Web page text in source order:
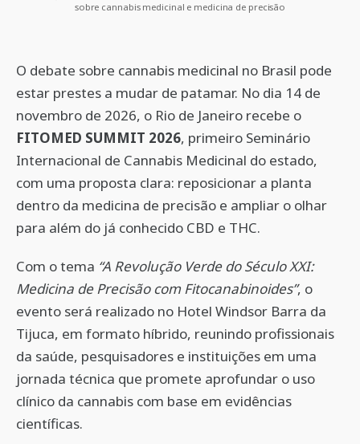
sobre cannabis medicinal e medicina de precisão
O debate sobre cannabis medicinal no Brasil pode
estar prestes a mudar de patamar. No dia 14 de
novembro de 2026, o Rio de Janeiro recebe o
FITOMED SUMMIT 2026, primeiro Seminário
Internacional de Cannabis Medicinal do estado,
com uma proposta clara: reposicionar a planta
dentro da medicina de precisão e ampliar o olhar
para além do já conhecido CBD e THC.
Com o tema “A Revolução Verde do Século XXI:
Medicina de Precisão com Fitocanabinoides”, o
evento será realizado no Hotel Windsor Barra da
Tijuca, em formato híbrido, reunindo profissionais
da saúde, pesquisadores e instituições em uma
jornada técnica que promete aprofundar o uso
clínico da cannabis com base em evidências
científicas.